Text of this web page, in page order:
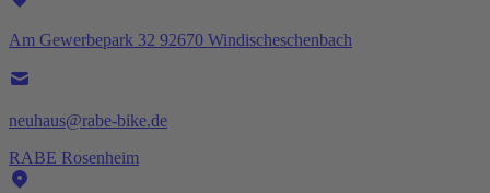
Am Gewerbepark 32 92670 Windischeschenbach
neuhaus@rabe-bike.de
RABE Rosenheim